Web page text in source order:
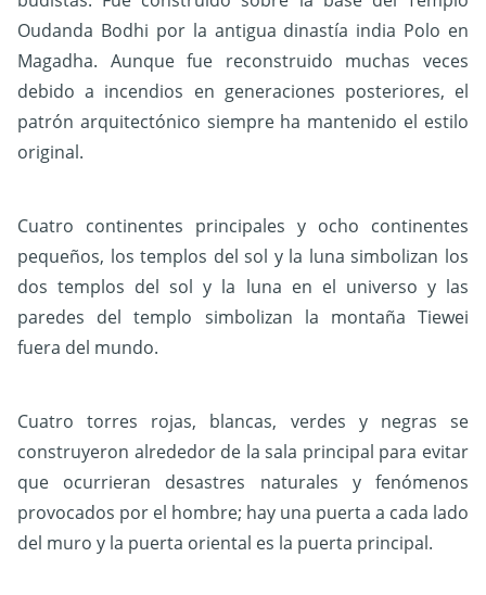
Oudanda Bodhi por la antigua dinastía india Polo en
Magadha. Aunque fue reconstruido muchas veces
debido a incendios en generaciones posteriores, el
patrón arquitectónico siempre ha mantenido el estilo
original.
Cuatro continentes principales y ocho continentes
pequeños, los templos del sol y la luna simbolizan los
dos templos del sol y la luna en el universo y las
paredes del templo simbolizan la montaña Tiewei
fuera del mundo.
Cuatro torres rojas, blancas, verdes y negras se
construyeron alrededor de la sala principal para evitar
que ocurrieran desastres naturales y fenómenos
provocados por el hombre; hay una puerta a cada lado
del muro y la puerta oriental es la puerta principal.